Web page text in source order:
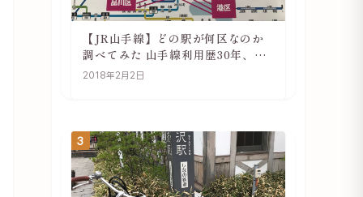
【JR山手線】どの駅が何区なのか
調べてみた 山手線利用歴30年、私
の考察
2018年2月2日
3